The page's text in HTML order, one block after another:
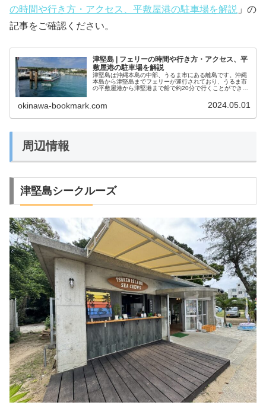
の時間や行き方・アクセス、平敷屋港の駐車場を解説 」の
記事をご確認ください。
津堅島 | フェリーの時間や行き方・アクセス、平
敷屋港の駐車場を解説
津堅島は沖縄本島の中部、うるま市にある離島です。沖縄
本島から津堅島までフェリーが運行されており、うるま市
の平敷屋港から津堅港まで船で約20分で行くことができま
okinawa-bookmark.com 2024.05.01
周辺情報
津堅島シークルーズ